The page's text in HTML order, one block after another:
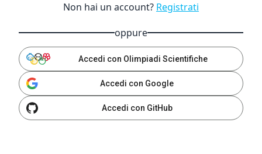
Non hai un account? Registrati
oppure
Accedi con Olimpiadi Scientifiche
Accedi con Google
Accedi con GitHub